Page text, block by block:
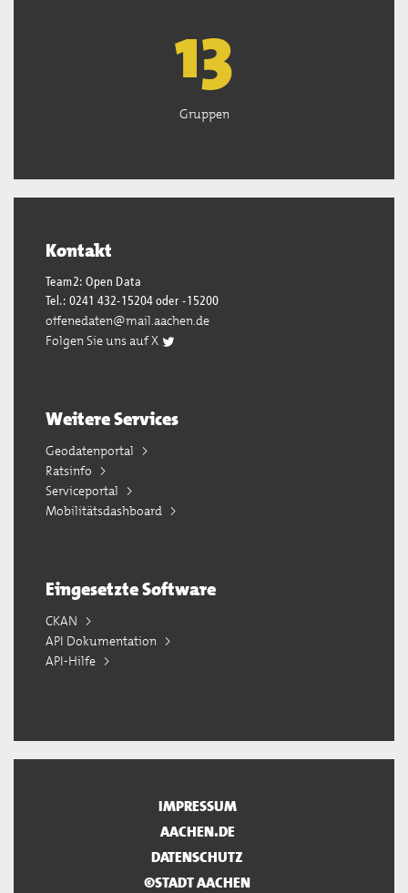
13
Gruppen
Kontakt
Team2: Open Data
Tel.: 0241 432-15204 oder -15200
offenedaten@mail.aachen.de
Folgen Sie uns auf X
Weitere Services
Geodatenportal
Ratsinfo
Serviceportal
Mobilitätsdashboard
Eingesetzte Software
CKAN
API Dokumentation
API-Hilfe
IMPRESSUM
AACHEN.DE
DATENSCHUTZ
©STADT AACHEN